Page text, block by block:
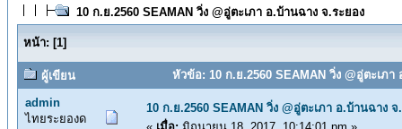
10 ก.ย.2560 SEAMAN วิ่ง @อู่ตะเภา อ.บ้านฉาง จ.ระยอง
หน้า: [1]
ผู้เขียน หัวข้อ: 10 ก.ย.2560 SEAMAN วิ่ง @อู่ตะเภ
admin
ไทยระยองด
10 ก.ย.2560 SEAMAN วิ่ง @อู่ตะเภา อ.บ้านฉาง จ